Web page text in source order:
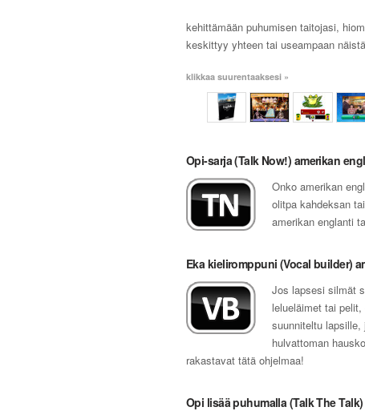
kehittämään puhumisen taitojasi,
keskittyy yhteen tai useampaan
klikkaa suurentaaksesi »
Opi-sarja (Talk Now!) amerikan
Onko amerikan
olitpa kahdeksan
amerikan englanti
Eka kieliromppuni (Vocal builder)
Jos lapsesi silmät
lelueläimet tai
suunniteltu
hulvattoman
rakastavat tätä ohjelmaa!
Opi lisää puhumalla (Talk The